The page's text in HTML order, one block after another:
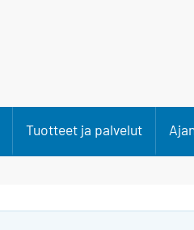
Tuotteet ja palvelut